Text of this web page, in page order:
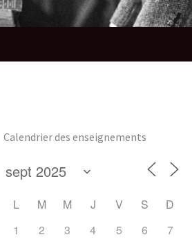
Calendrier des enseignements
L M M J V S
D
1
2 3 4 5 6
7